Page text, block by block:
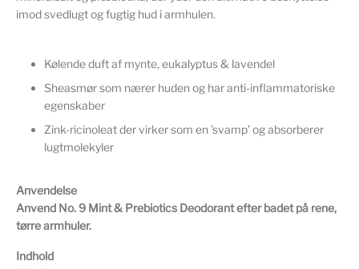
imod svedlugt og fugtig hud i armhulen.
Kølende duft af mynte, eukalyptus & lavendel
Sheasmør som nærer huden og har anti-inflammatoriske
egenskaber
Zink-ricinoleat der virker som en ’svamp’ og absorberer
lugtmolekyler
Anvendelse
Anvend No. 9 Mint & Prebiotics Deodorant efter badet på rene,
tørre armhuler.
Indhold